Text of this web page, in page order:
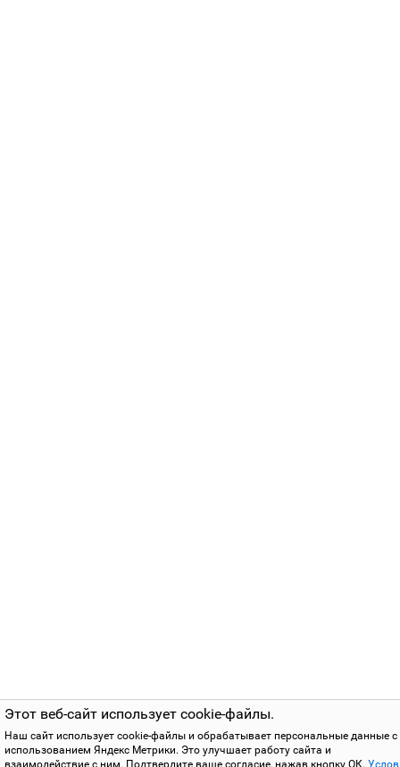
Этот веб-сайт использует cookie-файлы.
Наш сайт использует cookie-файлы и обрабатывает персональные данные с
использованием Яндекс Метрики. Это улучшает работу сайта и
взаимодействие с ним. Подтвердите ваше согласие, нажав кнопку ОК.